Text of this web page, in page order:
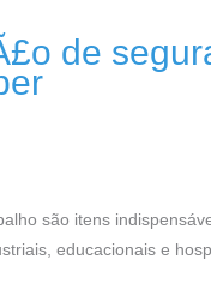
de
são itens
educacionais e